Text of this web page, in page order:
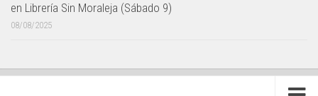
en Librería Sin Moraleja (Sábado 9)
08/08/2025